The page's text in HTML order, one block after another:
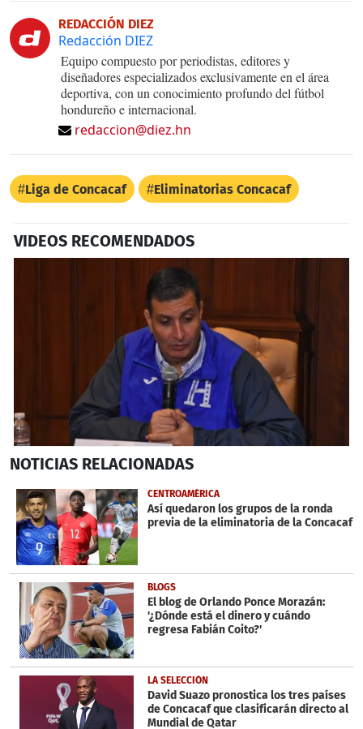
REDACCIÓN DIEZ
Redacción DIEZ
Equipo compuesto por periodistas, editores y
diseñadores especializados exclusivamente en el área
deportiva, con un conocimiento profundo del fútbol
hondureño e internacional.
redaccion@diez.hn
Liga de Concacaf Eliminatorias Concacaf
VIDEOS RECOMENDADOS
seconds
2
minutes,
31
seconds
NOTICIAS RELACIONADAS
CENTROAMÉRICA
Así quedaron los grupos de la ronda
previa de la eliminatoria de la Concacaf
BLOGS
El blog de Orlando Ponce Morazán:
'¿Dónde está el dinero y cuándo
regresa Fabián Coito?'
LA SELECCIÓN
David Suazo pronostica los tres países
de Concacaf que clasificarán directo al
Mundial de Qatar